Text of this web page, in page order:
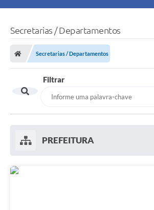
Secretarias / Departamentos
Secretarias / Departamentos
Filtrar
PREFEITURA